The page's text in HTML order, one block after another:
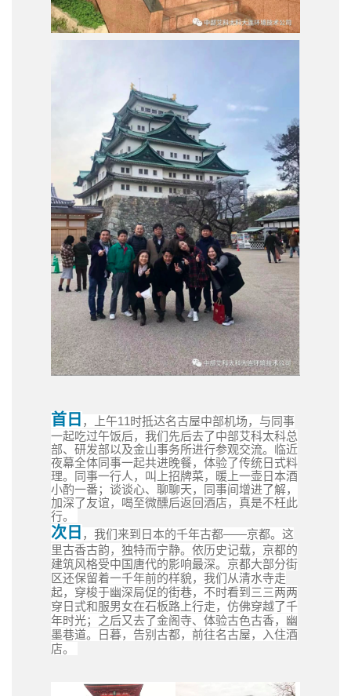
首日 ， 上午11时抵达名古屋中部机场，与同事
一起吃过午饭后，我们先后去了中部艾科太科总
部、研发部以及金山事务所进行参观交流。临近
夜幕全体同事一起共进晚餐，体验了传统日式料
理。同事一行人，叫上招牌菜，暖上一壶日本酒
小酌一番；谈谈心、聊聊天，同事间增进了解，
加深了友谊，喝至微醺后返回酒店，真是不枉此
行。
次日 ，我们来到日本的千年古都——京都。这
里古香古韵，独特而宁静。依历史记载，京都的
建筑风格受中国唐代的影响最深。京都大部分街
区还保留着一千年前的样貌，我们从清水寺走
起，穿梭于幽深局促的街巷，不时看到三三两两
穿日式和服男女在石板路上行走，仿佛穿越了千
年时光；之后又去了金阁寺、体验古色古香，幽
墨巷道。日暮，告别古都，前往名古屋，入住酒
店。